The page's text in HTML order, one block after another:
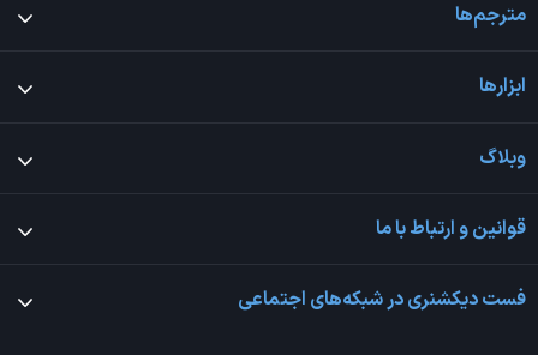
مترجم‌ها
ابزارها
وبلاگ
قوانین و ارتباط با ما
فست دیکشنری در شبکه‌های اجتماعی